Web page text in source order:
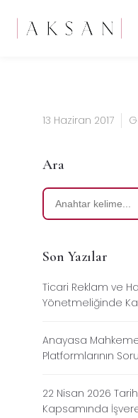
13 Haziran 2017
Ara
Son Yazılar
Ticari Reklam ve
Yönetmeliğinde
Anayasa
Platformlarının
22 Nisan 2026
Kapsamında